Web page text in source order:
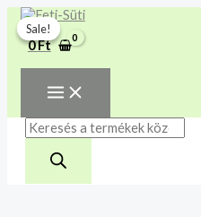
Skip
to
content
0Ft
MAIN
MENU
Products
search
Norte-
eurocao
étcsokoládé
mennyiség
Sale!
Sale!
A mélyhűtött termékeket
csakis saját felelősségre
adjuk át futárszolgálatnak,
tekintettel a feloldási időre.